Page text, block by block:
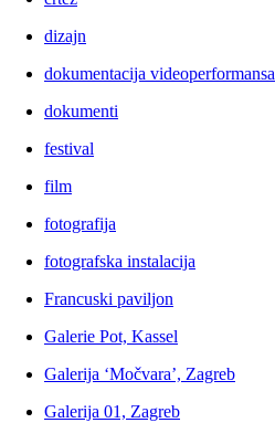
dizajn
dokumentacija videoperformansa
dokumenti
festival
film
fotografija
fotografska instalacija
Francuski paviljon
Galerie Pot, Kassel
Galerija ‘Močvara’, Zagreb
Galerija 01, Zagreb